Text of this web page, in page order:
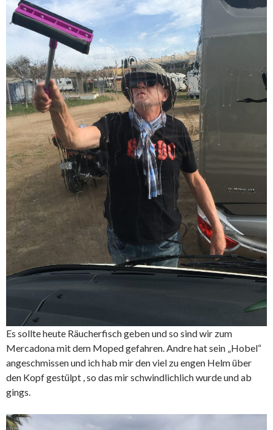
Es sollte heute Räucherfisch geben und so sind wir zum
Mercadona mit dem Moped gefahren. Andre hat sein „Hobel“
angeschmissen und ich hab mir den viel zu engen Helm über
den Kopf gestülpt , so das mir schwindlichlich wurde und ab
gings.